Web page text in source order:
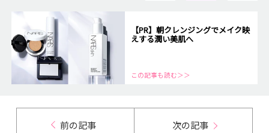
【PR】朝クレンジングでメイク映
えする潤い美肌へ
この記事も読む＞＞
前の記事 次の記事